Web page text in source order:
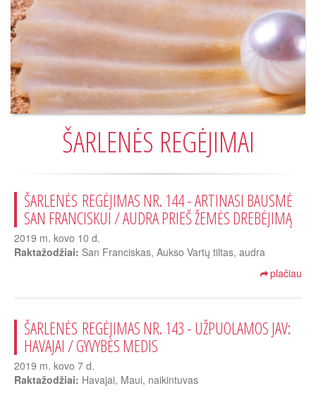
ŠARLENĖS REGĖJIMAI
ŠARLENĖS REGĖJIMAS NR. 144 - ARTINASI BAUSMĖ
SAN FRANCISKUI / AUDRA PRIEŠ ŽEMĖS DREBĖJIMĄ
2019 m. kovo 10 d.
Raktažodžiai: San Franciskas, Aukso Vartų tiltas, audra
plačiau
ŠARLENĖS REGĖJIMAS NR. 143 - UŽPUOLAMOS JAV:
HAVAJAI / GYVYBĖS MEDIS
2019 m. kovo 7 d.
Raktažodžiai: Havajai, Maui, naikintuvas